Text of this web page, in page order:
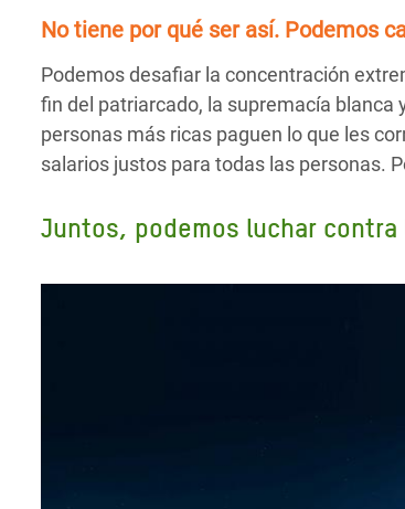
No tiene por qué ser así. Podemos
Podemos desafiar la concentración
fin del patriarcado, la supremacía
personas más ricas paguen lo que les
salarios justos para todas las personas.
Juntos, podemos luchar